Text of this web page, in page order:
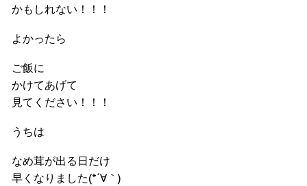
かもしれない！！！
よかったら
ご飯に
かけてあげて
見てください！！！
うちは
なめ茸が出る日だけ
早くなりました(*´∀｀)